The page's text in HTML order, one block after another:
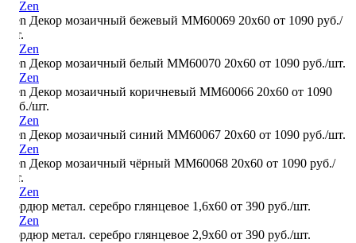
Zen Декор мозаичный бежевый MM60069 20х60 от 1090 руб./
шт.
Zen Декор мозаичный белый MM60070 20х60 от 1090 руб./шт.
Zen Декор мозаичный коричневый MM60066 20х60 от 1090
руб./шт.
Zen Декор мозаичный синий MM60067 20х60 от 1090 руб./шт.
Zen Декор мозаичный чёрный MM60068 20х60 от 1090 руб./
шт.
Бордюр метал. серебро глянцевое 1,6х60 от 390 руб./шт.
Бордюр метал. серебро глянцевое 2,9х60 от 390 руб./шт.